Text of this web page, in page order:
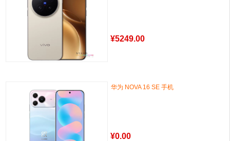
¥5249.00
华为 NOVA 16 SE 手机
¥0.00